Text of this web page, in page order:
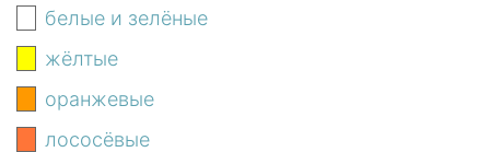
белые и зелёные
жёлтые
оранжевые
лососёвые